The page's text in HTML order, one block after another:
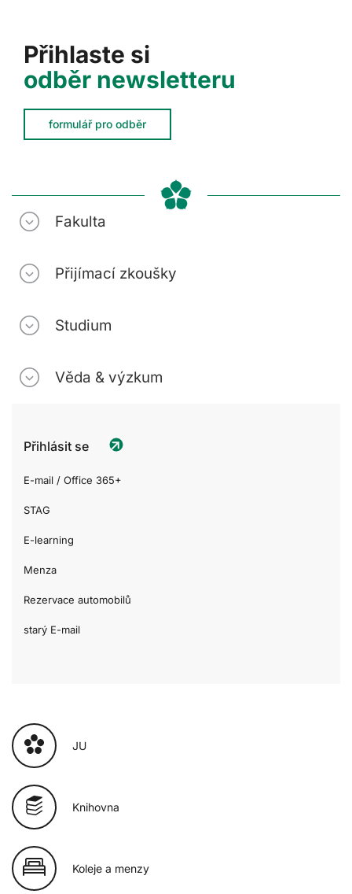
Přihlaste si
odběr newsletteru
formulář pro odběr
Fakulta
Přijímací zkoušky
Studium
Věda & výzkum
Přihlásit se
E-mail / Office 365+
STAG
E-learning
Menza
Rezervace automobilů
starý E-mail
JU
Knihovna
Koleje a menzy